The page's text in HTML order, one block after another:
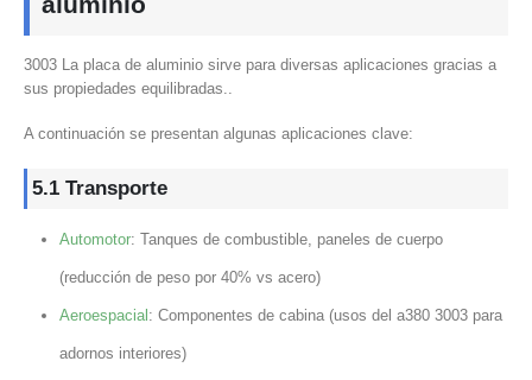
3003 La placa de aluminio sirve para diversas aplicaciones gracias a
sus propiedades equilibradas..
A continuación se presentan algunas aplicaciones clave:
5.1 Transporte
Automotor: Tanques de combustible, paneles de cuerpo
(reducción de peso por 40% vs acero)
Aeroespacial : Componentes de cabina (usos del a380 3003 para
adornos interiores)